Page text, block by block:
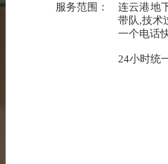
服务范围：
连云港地
带队,技术
一个电话
24小时统